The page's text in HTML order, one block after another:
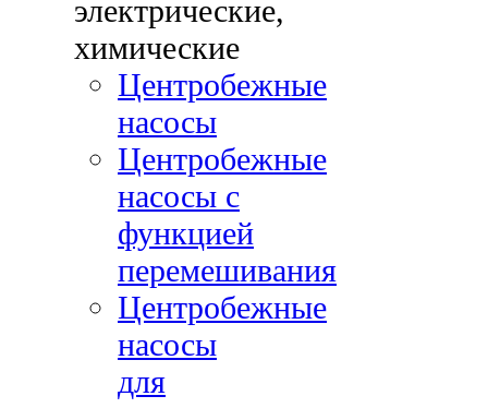
электрические,
химические
Центробежные
насосы
Центробежные
насосы с
функцией
перемешивания
Центробежные
насосы
для